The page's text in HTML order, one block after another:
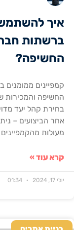
איך
ברשתות
החשיפה?
קמפיינים
החשיפה
בחירת קהל יעד
אחר הביצועים –
מעולות
קרא עוד »
יולי 17, 2024